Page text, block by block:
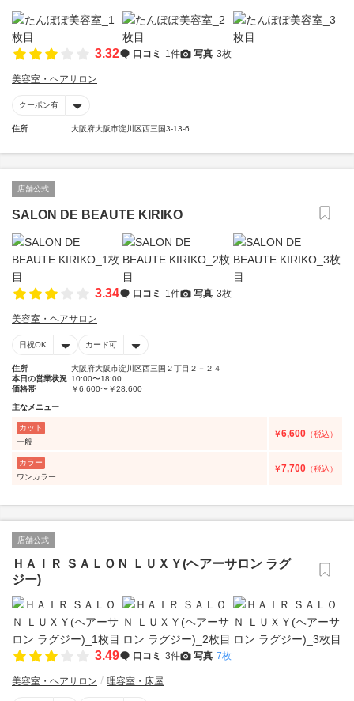
3.32 口コミ 1件 写真 3枚
美容室・ヘアサロン
クーポン有
住所 大阪府大阪市淀川区西三国3-13-6
店舗公式
SALON DE BEAUTE KIRIKO
3.34 口コミ 1件 写真 3枚
美容室・ヘアサロン
日祝OK カード可
住所
大阪府大阪市淀川区西三国２丁目２－２４
本日の営業状況 10:00〜18:00
価格帯
￥6,600〜￥28,600
主なメニュー
カット
一般
￥6,600 （税込）
カラー
ワンカラー
￥7,700 （税込）
店舗公式
ＨＡＩＲ ＳＡＬＯＮ ＬＵＸＹ(ヘアーサロン ラグ
ジー)
3.49 口コミ 3件 写真 7枚
美容室・ヘアサロン 理容室・床屋